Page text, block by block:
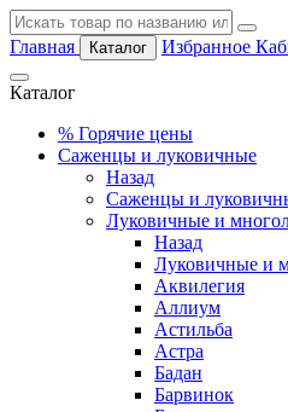
Главная Каталог Избранное
Каталог
% Горячие цены
Саженцы и луковичные
Назад
Саженцы и
Луковичные и
Назад
Луковичные и
Аквилегия
Аллиум
Астильба
Астра
Бадан
Барвинок